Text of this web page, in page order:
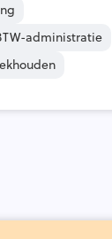
administratie